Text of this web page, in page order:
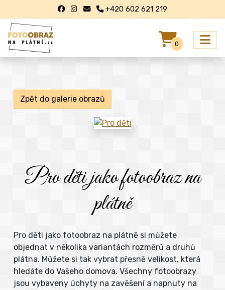
+420 602 621 219
0
Zpět do galerie obrazů
Pro děti jako fotoobraz na
plátně
Pro děti jako fotoobraz na plátně si můžete
objednat v několika variantách rozměrů a druhů
plátna. Můžete si tak vybrat přesně velikost, která
hledáte do Vašeho domova. Všechny fotoobrazy
jsou vybaveny úchyty na zavěšení a napnuty na